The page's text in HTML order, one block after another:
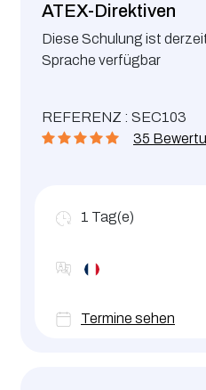
ATEX-Direktiven
Diese Schulung ist
Sprache verfügbar
REFERENZ : SEC103
35
1 Tag(e)
Termine sehen